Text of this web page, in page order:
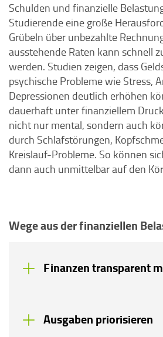
Schulden und finanzielle
Studierende eine große
Grübeln über unbezahlte
ausstehende Raten kann schnell
werden. Studien zeigen, dass
psychische Probleme wie Stress,
Depressionen deutlich erhöhen
dauerhaft unter finanziellem
nicht nur mental, sondern auch
durch Schlafstörungen,
Kreislauf-Probleme. So können
dann auch unmittelbar auf den
Wege aus der finanziellen
Finanzen transparent
Ausgaben priorisieren